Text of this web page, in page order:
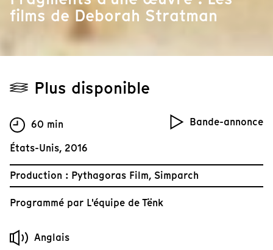
films de Deborah Stratman
Plus disponible
Bande-annonce
60 min
États-Unis, 2016
Production : Pythagoras Film, Simparch
Programmé par L'équipe de Tënk
Anglais